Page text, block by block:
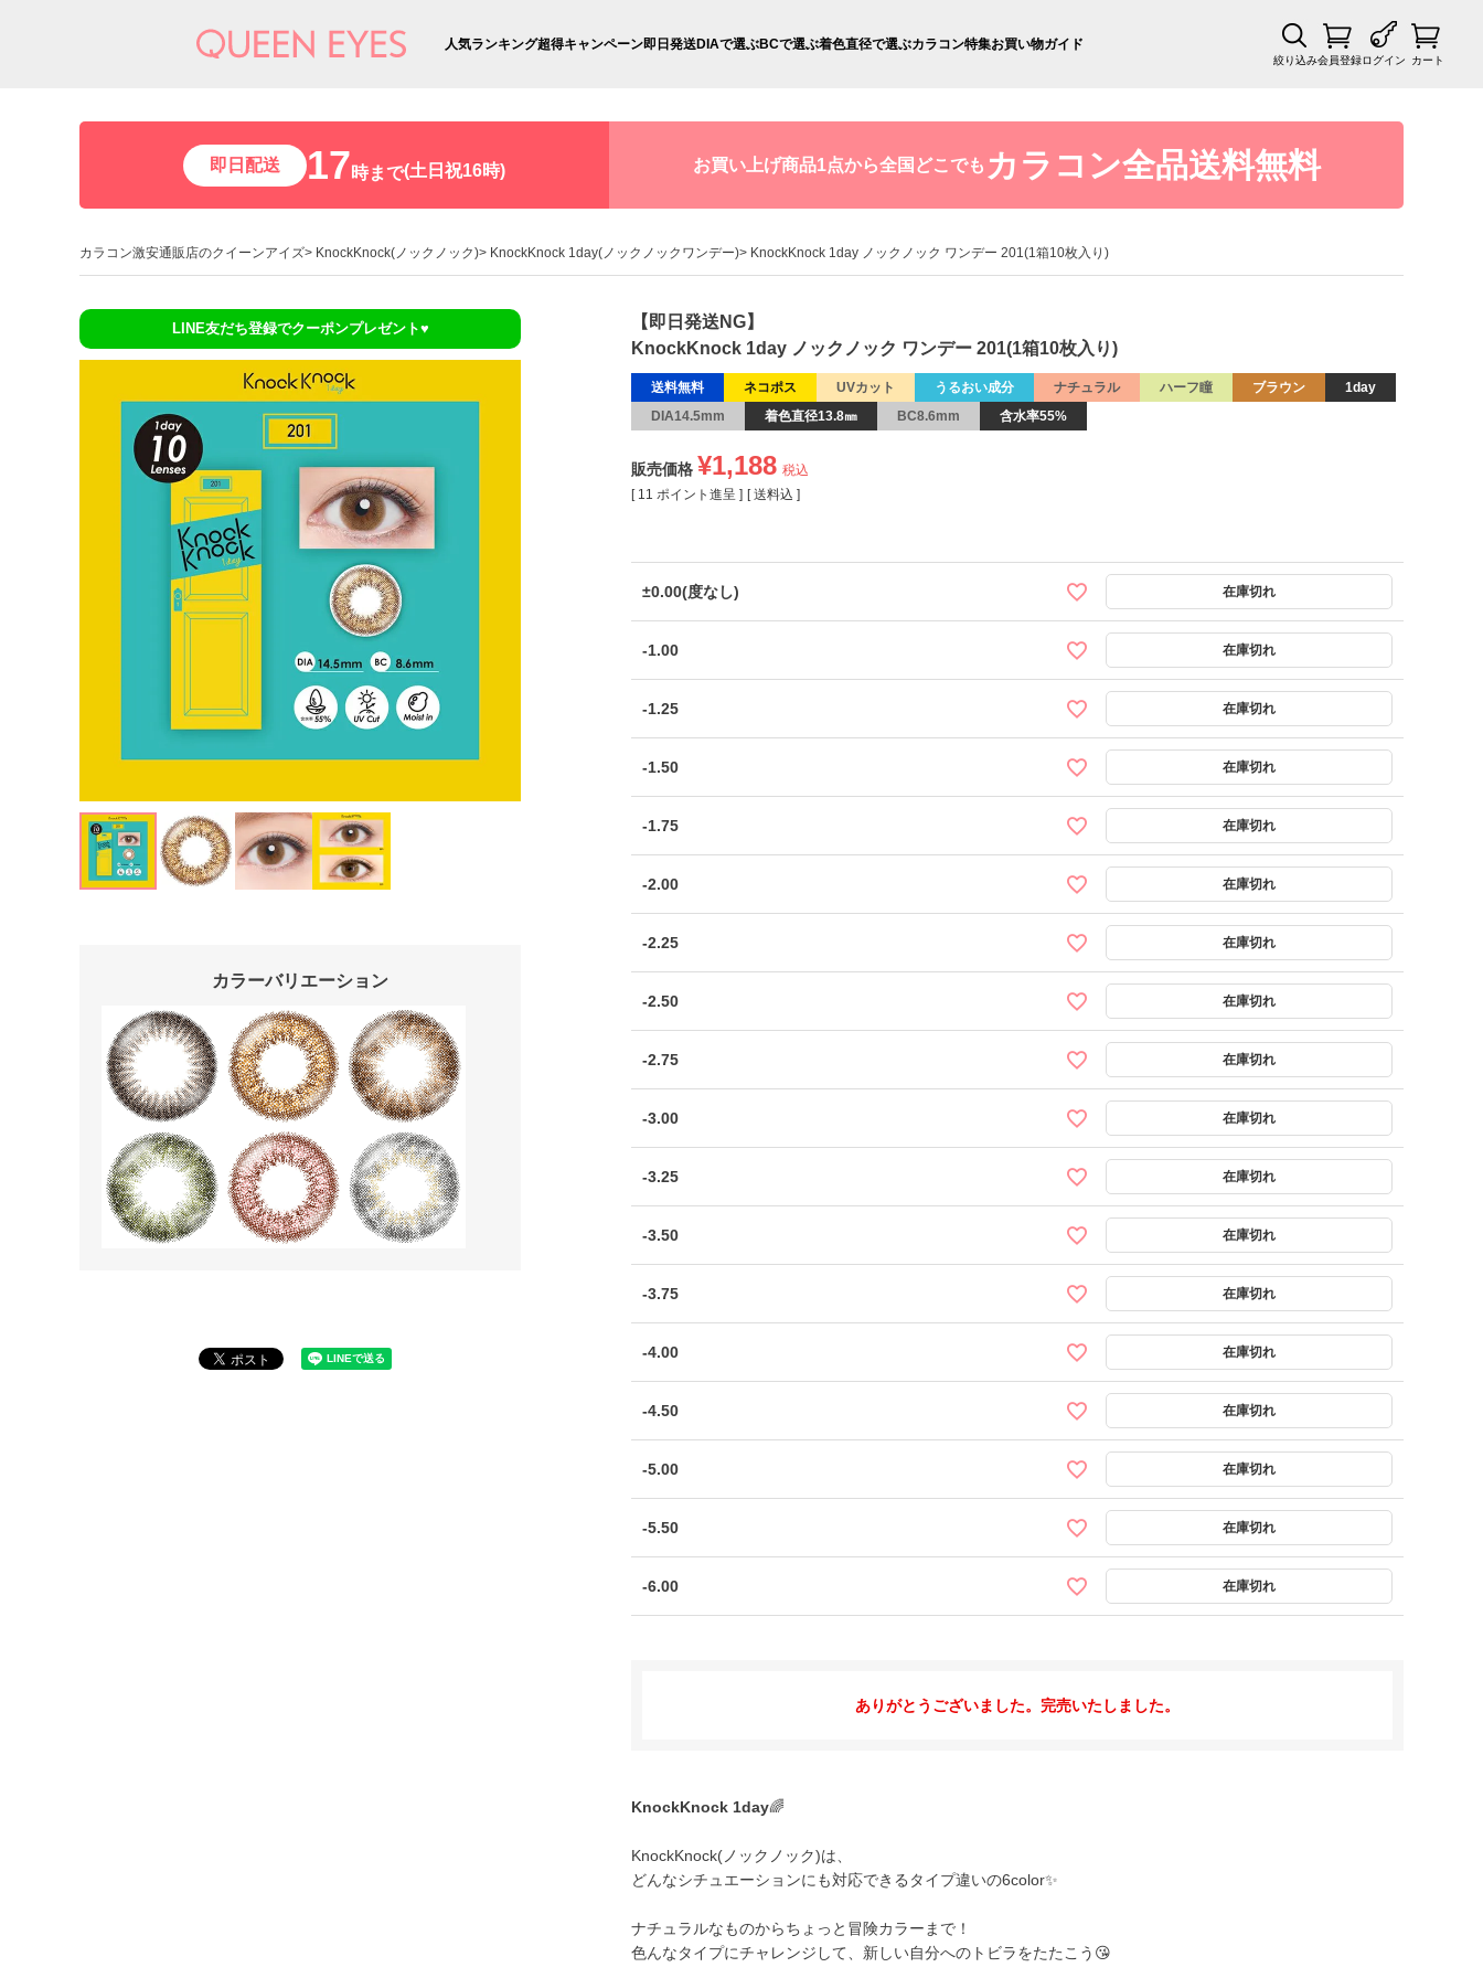
人気ランキング超得キャンペーン即日発送DIAで選ぶBCで選ぶ着色直径で選ぶカラコン特集お買い物ガイド
絞り込み会員登録ログイン カート
即日配送 17時まで(土日祝16時) お買い上げ商品1点から全国どこでも カラコン全品送料無料
カラコン激安通販店のクイーンアイズ KnockKnock(ノックノック) KnockKnock 1day(ノックノックワンデー) KnockKnock 1day ノックノック ワンデー 201(1箱10枚入り)
LINE友だち登録でクーポンプレゼント♥
カラーバリエーション
【即日発送NG】
KnockKnock 1day ノックノック ワンデー 201(1箱10枚入り)
送料無料 ネコポス UVカット うるおい成分 ナチュラル ハーフ瞳 ブラウン
1day
DIA14.5mm
着色直径13.8㎜ BC8.6mm 含水率55%
販売価格 ¥1,188 税込
[ 11 ポイント進呈 ] 送料込
±0.00(度なし)
-1.00
-1.25
-1.50
-1.75
-2.00
-2.25
-2.50
-2.75
-3.00
-3.25
-3.50
-3.75
-4.00
-4.50
-5.00
-5.50
-6.00
ありがとうございました。完売いたしました。
KnockKnock 1day🌈
KnockKnock(ノックノック)は、
どんなシチュエーションにも対応できるタイプ違いの6color✨
ナチュラルなものからちょっと冒険カラーまで！
色んなタイプにチャレンジして、新しい自分へのトビラをたたこう😘